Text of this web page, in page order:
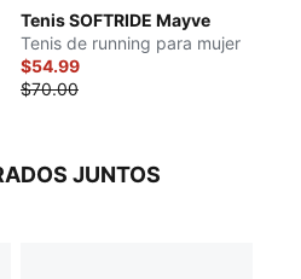
mm
Tenis SOFTRIDE Mayve
Tenis de running para mujer
$54.99
$70.00
JUNTOS